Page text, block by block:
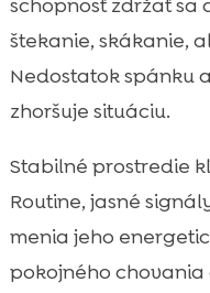
schopnosť zdržať sa
štekanie, skákanie,
Nedostatok spánku
zhoršuje situáciu.
Stabilné prostredie
Routine, jasné
menia jeho
pokojného